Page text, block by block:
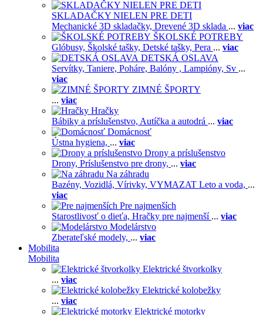
SKLADAČKY NIELEN PRE DETI
Mechanické 3D skladačky, Drevené 3D sklada ... viac
ŠKOLSKÉ POTREBY
Glóbusy, Školské tašky, Detské tašky, Pera ... viac
DETSKÁ OSLAVA
Servítky, Taniere, Poháre, Balóny , Lampióny, Sv ...
viac
ZIMNÉ ŠPORTY
... viac
Hračky
Bábiky a príslušenstvo, Autíčka a autodrá ... viac
Domácnosť
Ústna hygiena, ... viac
Drony a príslušenstvo
Drony, Príslušenstvo pre drony, ... viac
Na záhradu
Bazény, Vozidlá, Vírivky, VYMAZAT Leto a voda, ...
viac
Pre najmenších
Starostlivosť o dieťa, Hračky pre najmenší ... viac
Modelárstvo
Zberateľské modely, ... viac
Mobilita
Mobilita
Elektrické štvorkolky
... viac
Elektrické kolobežky
... viac
Elektrické motorky